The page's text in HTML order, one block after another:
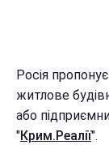
Росія
житлове
або
"Крим.Реалії".